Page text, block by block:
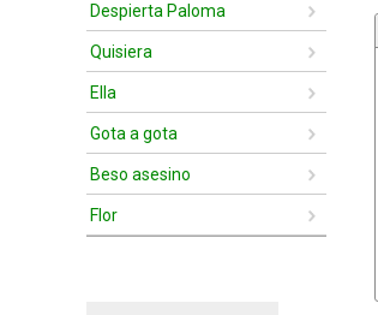
Despierta Paloma
Quisiera
Ella
Gota a gota
Beso asesino
Flor